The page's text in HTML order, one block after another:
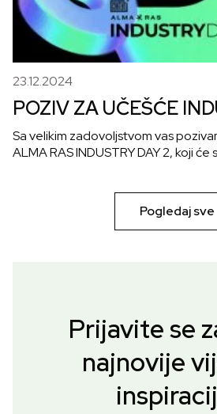
23.12.2024
POZIV ZA UČEŠĆE
Sa velikim zadovoljstvom vas
ALMA RAS INDUSTRY DAY 2, koji
Pogledaj sve
Prijavite se
najnovije